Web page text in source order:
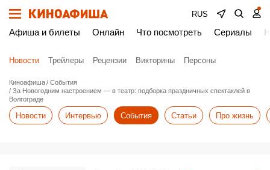
RUS
Афиша и билеты Онлайн Что посмотреть Сериалы
Новости Трейлеры Рецензии Викторины Персоны
Киноафиша
События
За Новогодним настроением — в театр: подборка праздничных спектаклей в
Волгограде
Новости Интервью События Статьи Про жизнь